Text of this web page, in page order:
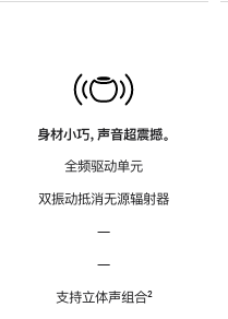
身材小巧，声音超震撼。
全频驱动单元
双振动抵消无源辐射器
—
—
支持立体声组合脚
²